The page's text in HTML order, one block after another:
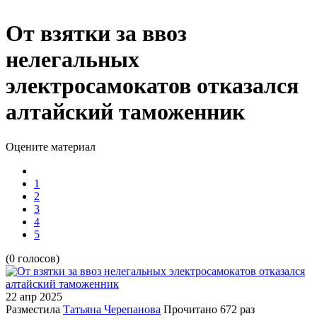
От взятки за ввоз
нелегальных
электросамокатов отказался
алтайский таможенник
Оцените материал
1
2
3
4
5
(0 голосов)
22 апр 2025
Разместила Татьяна Черепанова Прочитано 672 раз